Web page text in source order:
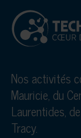
Nos activités
Mauricie, du
Laurentides,
Tracy.